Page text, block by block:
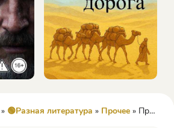
» 🟢Разная литература » Прочее » Правильное мышление (СИ) - Tori Tesoro